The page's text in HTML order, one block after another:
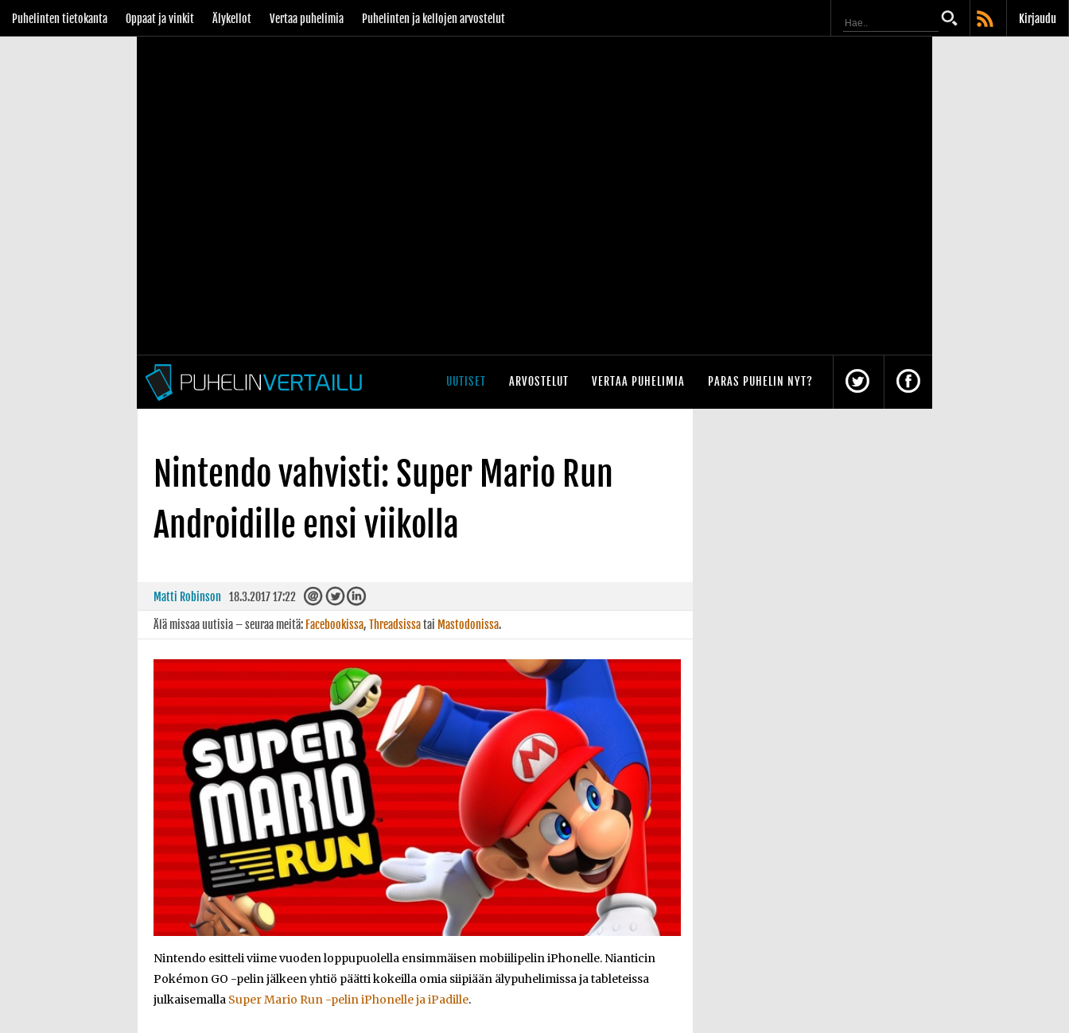
Puhelinten tietokanta Oppaat ja vinkit Älykellot Vertaa puhelimia Puhelinten ja kellojen arvostelut Kirjaudu
UUTISET ARVOSTELUT VERTAA PUHELIMIA PARAS PUHELIN NYT?
Nintendo vahvisti: Super Mario Run
Androidille ensi viikolla
Matti Robinson 18.3.2017 17:22
Älä missaa uutisia – seuraa meitä: Facebookissa, Threadsissatai Mastodonissa.
Nintendo esitteli viime vuoden loppupuolella ensimmäisen mobiilipelin iPhonelle. Nianticin
Pokémon GO -pelin jälkeen yhtiö päätti kokeilla omia siipiään älypuhelimissa ja tableteissa
julkaisemalla Super Mario Run -pelin iPhonelle ja iPadille.